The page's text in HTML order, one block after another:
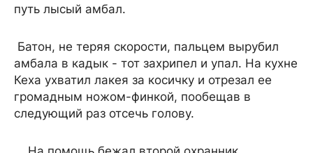
путь лысый амбал.
Батон, не теряя скорости, пальцем вырубил
амбала в кадык - тот захрипел и упал. На кухне
Кеха ухватил лакея за косичку и отрезал ее
громадным ножом-финкой, пообещав в
следующий раз отсечь голову.